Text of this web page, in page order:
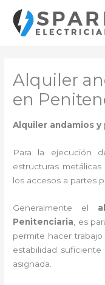
contenido
Alquiler
en
Alquiler andamios
Para la ejecución
estructuras
los accesos a partes
Generalmente el
Penitenciaria , es
permite hacer
estabilidad
asignada.